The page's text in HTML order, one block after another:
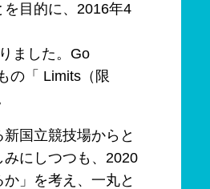
目的に、2016年4
ました。Go
の「 Limits（限
国立競技場からと
にしつつも、2020
」を考え、一丸と